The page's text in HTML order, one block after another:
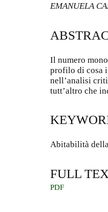
EMANUELA
Il numero
profilo di cosa
nell’analisi
tutt’altro che
Abitabilità
FULL
PDF